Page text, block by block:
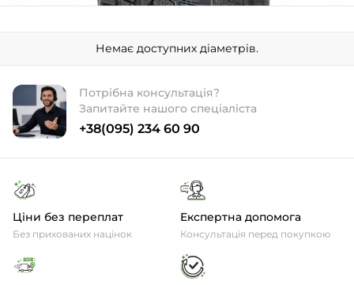
Немає доступних діаметрів.
Потрібна консультація?
Запитайте нашого спеціаліста
+38(095) 234 60 90
Ціни без переплат
Без прихованих націнок
Експертна допомога
Консультація перед покупкою